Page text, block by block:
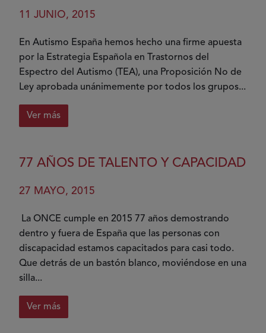
11 JUNIO, 2015
En Autismo España hemos hecho una firme apuesta
por la Estrategia Española en Trastornos del
Espectro del Autismo (TEA), una Proposición No de
Ley aprobada unánimemente por todos los grupos...
Ver más
sobre
en
Estrategia
en
Trastornos
del
Espectro
77 AÑOS DE TALENTO Y CAPACIDAD
27 MAYO, 2015
La ONCE cumple en 2015 77 años demostrando
dentro y fuera de España que las personas con
discapacidad estamos capacitados para casi todo.
Que detrás de un bastón blanco, moviéndose en una
silla...
Ver más
sobre